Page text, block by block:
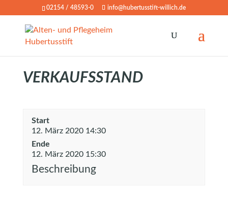
02154 / 48593-0 info@hubertusstift-willich.de
VERKAUFSSTAND
Start
12. März 2020 14:30
Ende
12. März 2020 15:30
Beschreibung